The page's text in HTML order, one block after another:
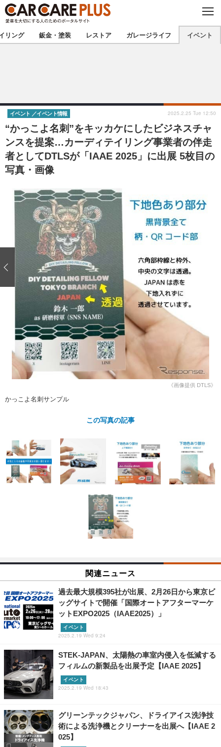
C
O
S
E
★カーケアプラス認定★ 厳選プロショップを地域から探す
甲信越 北陸
東海 関西
中国 四国
注目の記事
ショップレポート 愛車 File
自動車豆知識
鈑金・塗装
ディテイリング
ディテイリング
ヘッドライト磨き コーティング
フィルム・ラッピング
鈑金・塗装
小キズ直し 防錆
ストップ 不具合修理＆粗悪修理
カーメーカー「旧車」関連プロジェ
クト
コラム
ショップ紹介
ショップレポート プロショップ検索
カーメーカー「旧車」関連プロジ
ェクト
コラム
インタビュー
イベント
イベント告知 イベントレポート
リング 鈑金・塗装 レストア ガレージライフ イベント
“かっこよ名刺”をキッカケにしたビジネスチャ
ンスを提案…カーディテイリング事業者の伴走
者としてDTLSが「IAAE 2025」に出展 5枚目の
写真・画像
イベント イベント情報 2025.2.25 Tue 12:50
《画像提供 DTLS》
かっこよ名刺サンプル
この写真の記事
関連ニュース
過去最大規模395社が出展、2月26日から東京ビ
ッグサイトで開催「国際オートアフターマーケ
ットEXPO2025（IAAE2025）」
イベント
2025.2.19 Wed 9:24
STEK-JAPAN、太陽熱の車室内侵入を低減する
フィルムの新製品を出展予定【IAAE 2025】
イベント
2025.2.19 Wed 18:43
グリーンテックジャパン、ドライアイス洗浄技
術による洗浄機とクリーナーを出展へ【IAAE 2
025】